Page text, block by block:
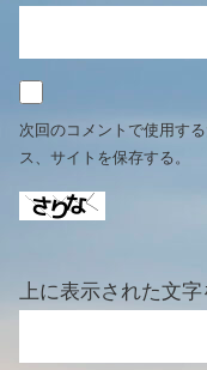
次回のコメントで使用す
ス、サイトを保存する。
上に表示された文字